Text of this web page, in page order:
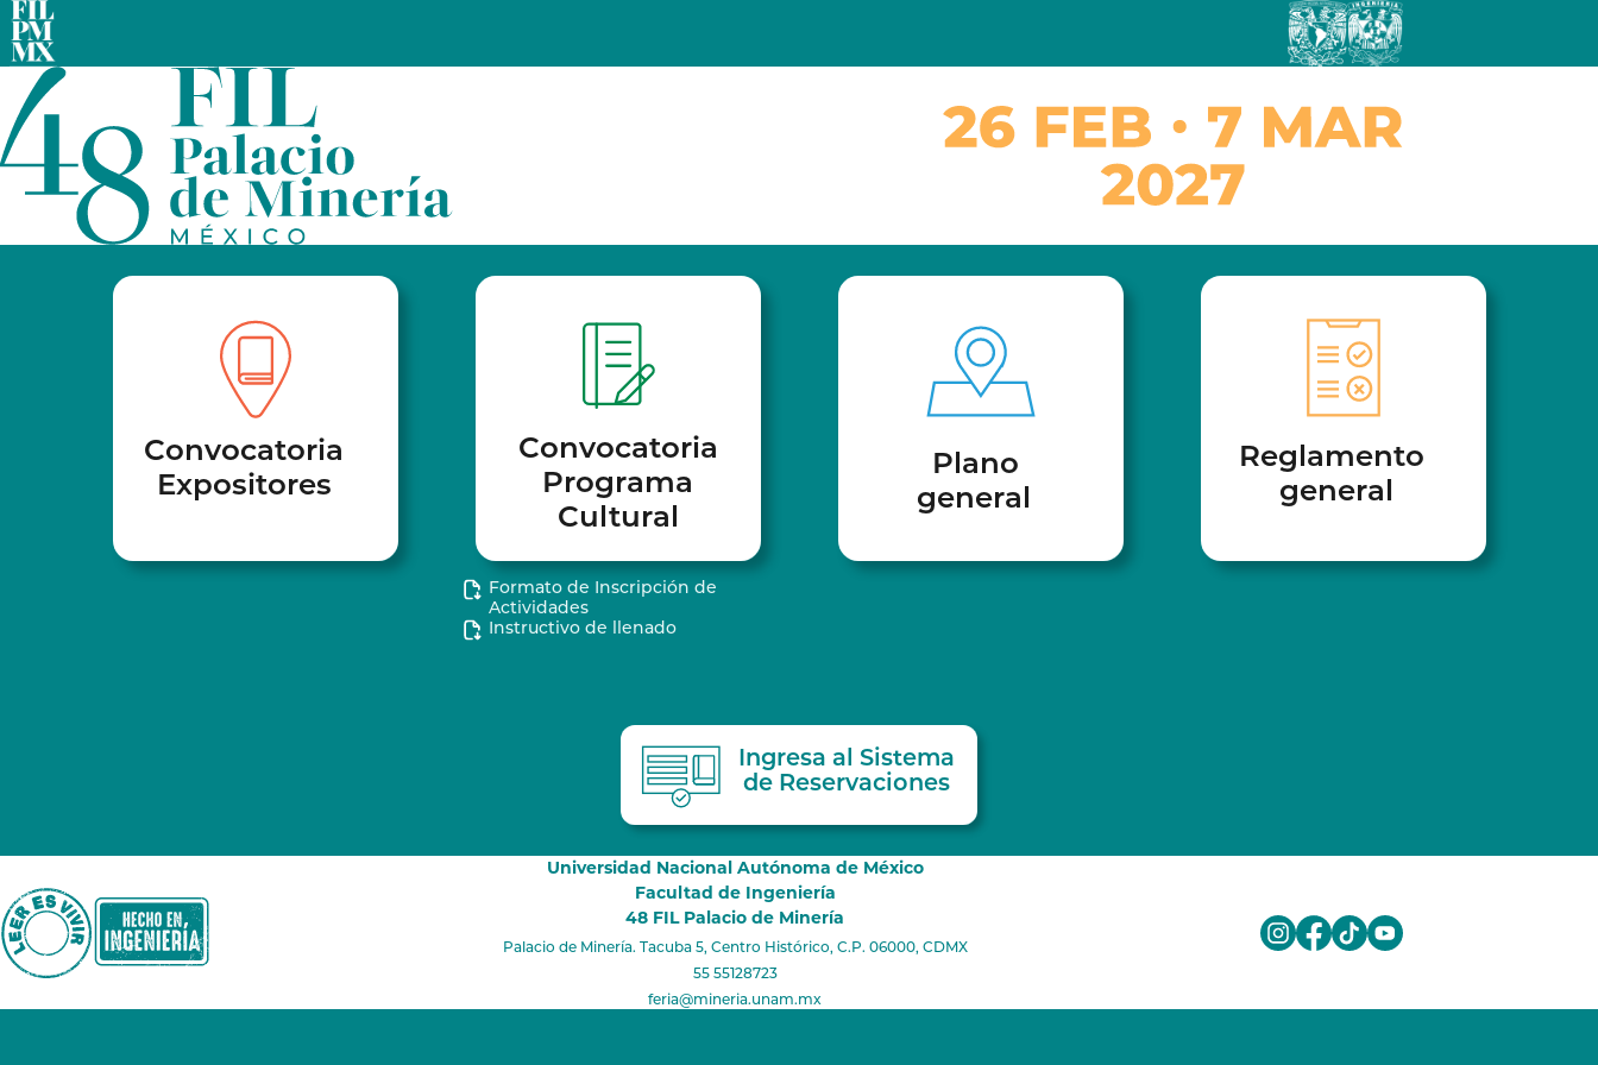
Convocatoria
Expositores
Convocatoria
Programa
Cultural
Formato de Inscripción de
Actividades
Instructivo de llenado
Plano
general
Reglamento
general
Ingresa al Sistema
de Reservaciones
Universidad Nacional Autónoma de México
Facultad de Ingeniería
48 FIL Palacio de Minería
Palacio de Minería. Tacuba 5, Centro Histórico, C.P. 06000, CDMX
55 55128723
feria@mineria.unam.mx